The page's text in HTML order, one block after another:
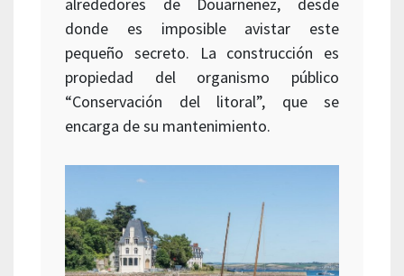
alrededores de Douarnenez, desde
donde es imposible avistar este
pequeño secreto. La construcción es
propiedad del organismo público
“Conservación del litoral”, que se
encarga de su mantenimiento.